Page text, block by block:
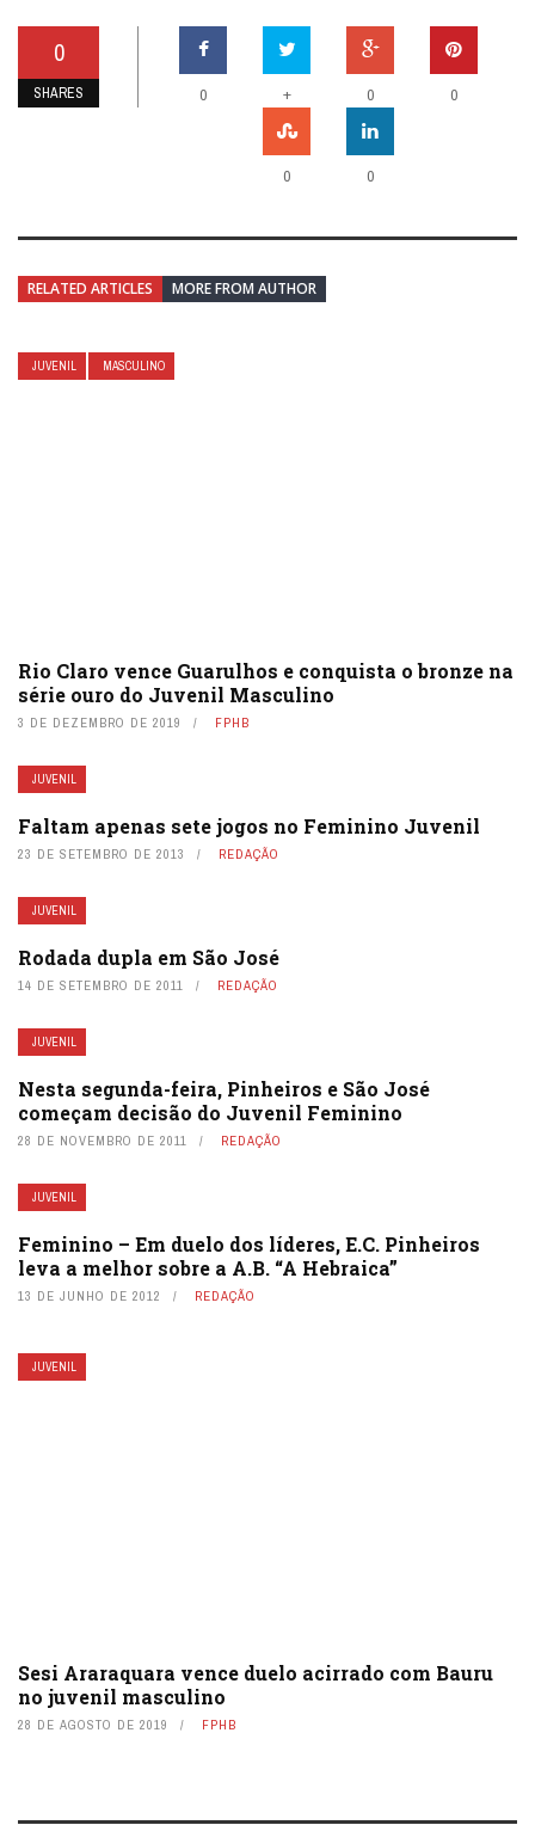
0
SHARES 0 + 0 0
0 0
RELATED ARTICLES MORE FROM AUTHOR
JUVENIL MASCULINO
Rio Claro vence Guarulhos e conquista o bronze na
série ouro do Juvenil Masculino
3 DE DEZEMBRO DE 2019 FPHB
JUVENIL
Faltam apenas sete jogos no Feminino Juvenil
23 DE SETEMBRO DE 2013 REDAÇÃO
JUVENIL
Rodada dupla em São José
14 DE SETEMBRO DE 2011 REDAÇÃO
JUVENIL
Nesta segunda-feira, Pinheiros e São José
começam decisão do Juvenil Feminino
28 DE NOVEMBRO DE 2011 REDAÇÃO
JUVENIL
Feminino – Em duelo dos líderes, E.C. Pinheiros
leva a melhor sobre a A.B. “A Hebraica”
13 DE JUNHO DE 2012 REDAÇÃO
JUVENIL
Sesi Araraquara vence duelo acirrado com Bauru
no juvenil masculino
28 DE AGOSTO DE 2019 FPHB